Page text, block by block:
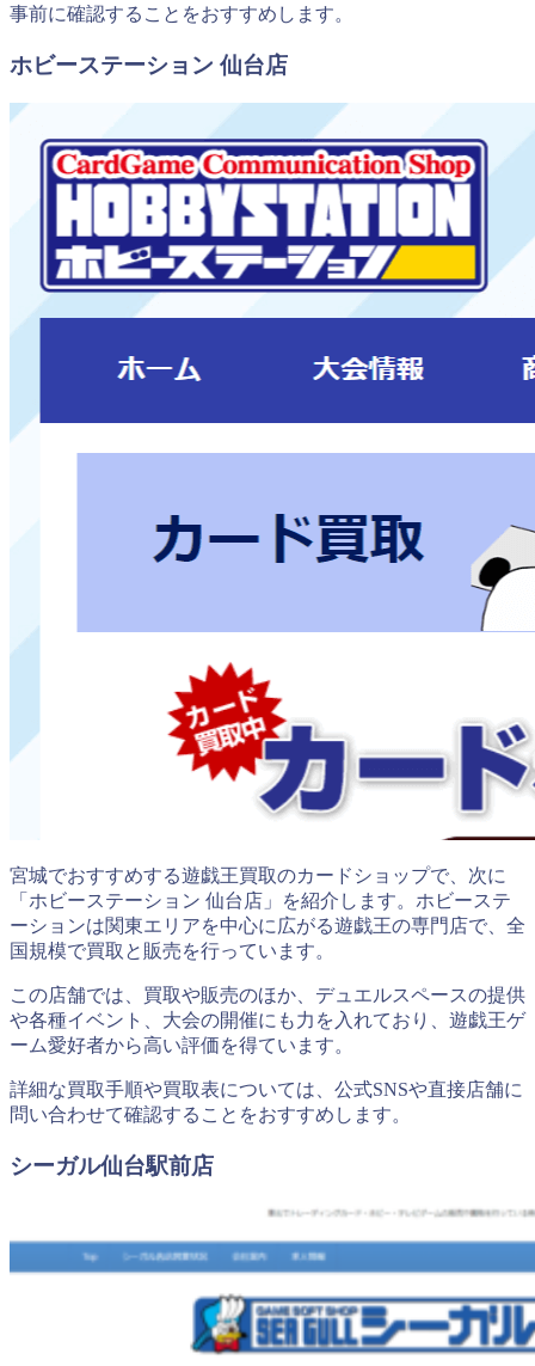
事前に確認することをおすすめします。
ホビーステーション 仙台店
宮城でおすすめする遊戯王買取のカードショップで、次に
「ホビーステーション 仙台店」を紹介します。ホビーステ
ーションは関東エリアを中心に広がる遊戯王の専門店で、全
国規模で買取と販売を行っています。
この店舗では、買取や販売のほか、デュエルスペースの提供
や各種イベント、大会の開催にも力を入れており、遊戯王ゲ
ーム愛好者から高い評価を得ています。
詳細な買取手順や買取表については、公式SNSや直接店舗に
問い合わせて確認することをおすすめします。
シーガル仙台駅前店